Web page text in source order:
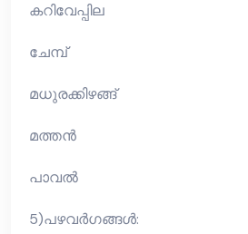
കറിവേപ്പില
ചേമ്പ്
മധുരക്കിഴങ്ങ്
മത്തൻ
പാവൽ
5)പഴവർഗങ്ങൾ: